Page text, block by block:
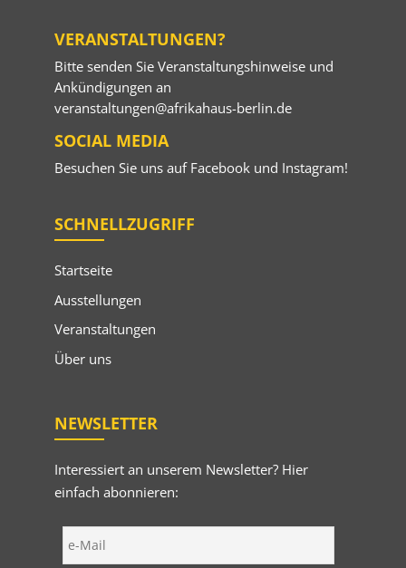
VERANSTALTUNGEN?
Bitte senden Sie Veranstaltungshinweise und
Ankündigungen an
veranstaltungen@afrikahaus-berlin.de
SOCIAL MEDIA
Besuchen Sie uns auf Facebookund Instagram!
SCHNELLZUGRIFF
Startseite
Ausstellungen
Veranstaltungen
Über uns
NEWSLETTER
Interessiert an unserem Newsletter? Hier
einfach abonnieren: